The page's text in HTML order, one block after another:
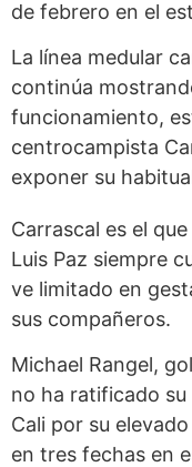
de febrero en el
La línea medular
continúa
funcionamiento,
centrocampista
exponer su
Carrascal es el
Luis Paz siempre
ve limitado en
sus compañeros.
Michael Rangel,
no ha ratificado
Cali por su
en tres fechas en